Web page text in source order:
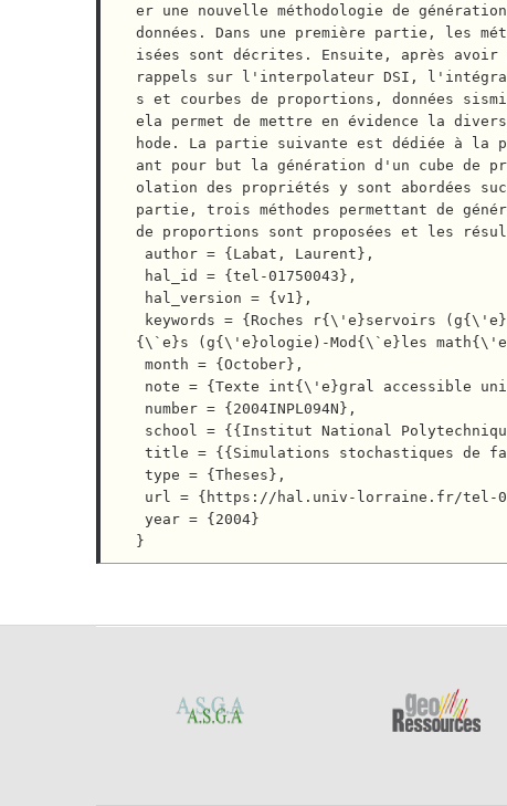
er une nouvelle méthodologie de
données. Dans une première partie, les
isées sont décrites. Ensuite, après avoir
rappels sur l'interpolateur DSI,
s et courbes de proportions, données
ela permet de mettre en évidence la
hode. La partie suivante est dédiée à la
ant pour but la génération d'un cube de
olation des propriétés y sont abordées
partie, trois méthodes permettant de
de proportions sont proposées et les
{\`e}s (g{\'e}ologie)-Mod{\`e}les